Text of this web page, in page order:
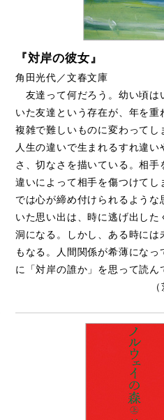
『対岸の彼女』
角田光代／文春文庫
友達って何だろう。幼い頃は
いた友達という存在が、年を重
複雑で難しいものに変わってし
人生の違いで生まれるすれ違い
さ、切なさを描いている。相手
違いによって相手を傷つけてし
では心が締め付けられるような
いた思い出は、時に逃げ出した
洞になる。しかし、ある時には
もなる。人間関係が希薄になっ
に「対岸の誰か」を思って読ん